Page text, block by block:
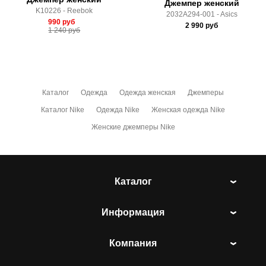
K10226 - Reebok
990 руб
1 240руб
Джемпер женский
2032A294-001 - Asics
2 990 руб
Каталог Одежда Одежда женская Джемперы
Каталог Nike Одежда Nike Женская одежда Nike
Женские джемперы Nike
Каталог
Информация
Компания